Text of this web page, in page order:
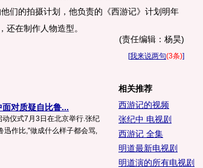
们的拍摄计划，他负责的《西游记》计划明年
还在制作人物造型。
(责任编辑：杨昊)
[我来说两句(3条)]
对质疑自比鲁...
仪式7月3日在北京举行.张纪
迅作比,"做成什么样子都会骂,
相关推荐
西游记的视频
张纪中 电视剧
西游记 全集
明道最新电视剧
明道演的所有电视剧